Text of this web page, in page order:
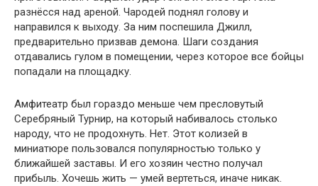
разнёсся над ареной. Чародей поднял голову и
направился к выходу. За ним поспешила Джилл,
предварительно призвав демона. Шаги создания
отдавались гулом в помещении, через которое все бойцы
попадали на площадку.
Амфитеатр был гораздо меньше чем пресловутый
Серебряный Турнир, на который набивалось столько
народу, что не продохнуть. Нет. Этот колизей в
миниатюре пользовался популярностью только у
ближайшей заставы. И его хозяин честно получал
прибыль. Хочешь жить — умей вертеться, иначе никак.